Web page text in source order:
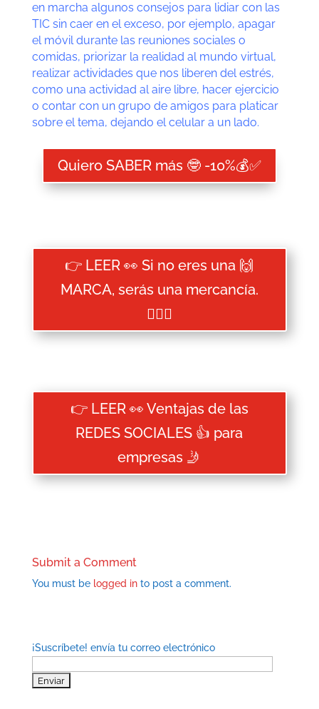
en marcha algunos consejos para lidiar con las
TIC sin caer en el exceso, por ejemplo, apagar
el móvil durante las reuniones sociales o
comidas, priorizar la realidad al mundo virtual,
realizar actividades que nos liberen del estrés,
como una actividad al aire libre, hacer ejercicio
o contar con un grupo de amigos para platicar
sobre el tema, dejando el celular a un lado.
Quiero SABER más 🤓 -10%💰✅
👉 LEER 👀 Si no eres una 🙌
MARCA, serás una mercancía.
🤷🏻‍♀️
👉 LEER 👀 Ventajas de las
REDES SOCIALES 👍 para
empresas 🤳
Submit a Comment
You must be logged into post a comment.
¡Suscríbete! envía tu correo electrónico